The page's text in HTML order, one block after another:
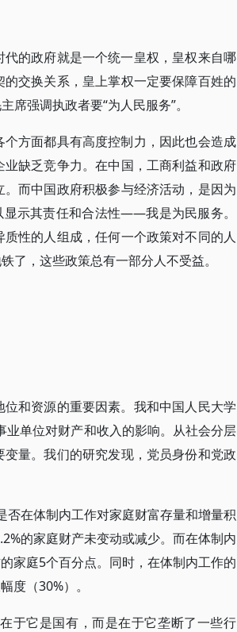
的政府就是一个统一皇权，皇权来自哪
交换关系，皇上掌权一定要保障百姓的
强调执政者要“为人民服务”。
方面都具有高度控制力，因此也会造成
缺乏竞争力。在中国，工商利益和政府
而中国政府积极参与经济活动，是因为
示其责任和合法性——我是为民服务。
性的人组成，任何一个政策对不同的人
了，这些政策总有一部分人不受益。
和资源的重要因素。我和中国人民大学
单位对财产和收入的影响。从社会分层
量。我们的研究发现，党员身份和党政
在体制内工作对家庭财富存量和增量积
的家庭财产未变动或减少。而在体制内
家庭5个百分点。同时，在体制内工作的
度（30%）。
于它是国有，而是在于它垄断了一些行